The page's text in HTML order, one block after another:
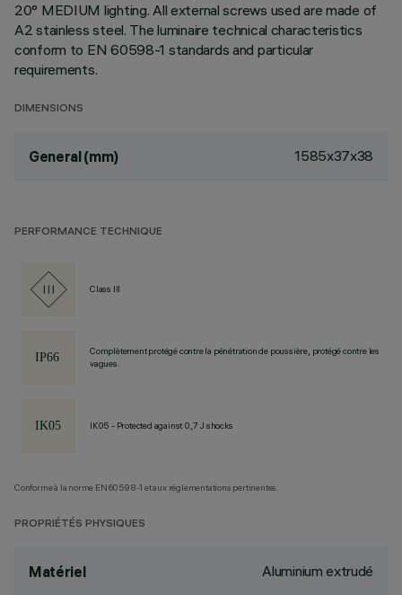
20° MEDIUM lighting. All external screws used are made of
A2 stainless steel. The luminaire technical characteristics
conform to EN 60598-1 standards and particular
requirements.
DIMENSIONS
General (mm) 1585x37x38
PERFORMANCE TECHNIQUE
Class III
Complètement protégé contre la pénétration de poussière, protégé contre les
vagues.
IK05 - Protected against 0,7 J shocks
Conforme à la norme EN60598-1 et aux réglementations pertinentes.
PROPRIÉTÉS PHYSIQUES
Matériel Aluminium extrudé